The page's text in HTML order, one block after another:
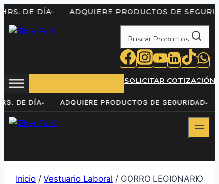
Saltar
al
contenido
24HRS. DE DÍA ADQUIERE PRODUCTOS DE
Buscar Productos
SOLICITAR COTIZACIÓN
DE DÍA ADQUIERE PRODUCTOS DE
Inicio / Vestuario Laboral / GORRO LEGIONARIO